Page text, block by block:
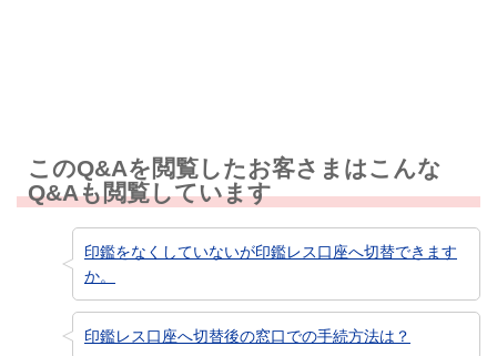
このQ&Aを閲覧したお客さまはこんな
Q&Aも閲覧しています
印鑑をなくしていないが印鑑レス口座へ切替できます
か。
印鑑レス口座へ切替後の窓口での手続方法は？